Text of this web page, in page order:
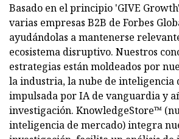
Basado en el principio 'GIVE
varias empresas B2B de Forbes
ayudándolas a mantenerse
ecosistema disruptivo. Nuestros
estrategias están moldeados por
la industria, la nube de inteligencia
impulsada por IA de vanguardia y
investigación. KnowledgeStore™
inteligencia de mercado) integra